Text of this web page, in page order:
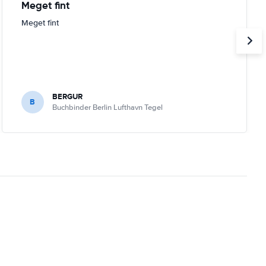
Meget fint
Meget fint
B BERGUR
Buchbinder Berlin Lufthavn Tegel